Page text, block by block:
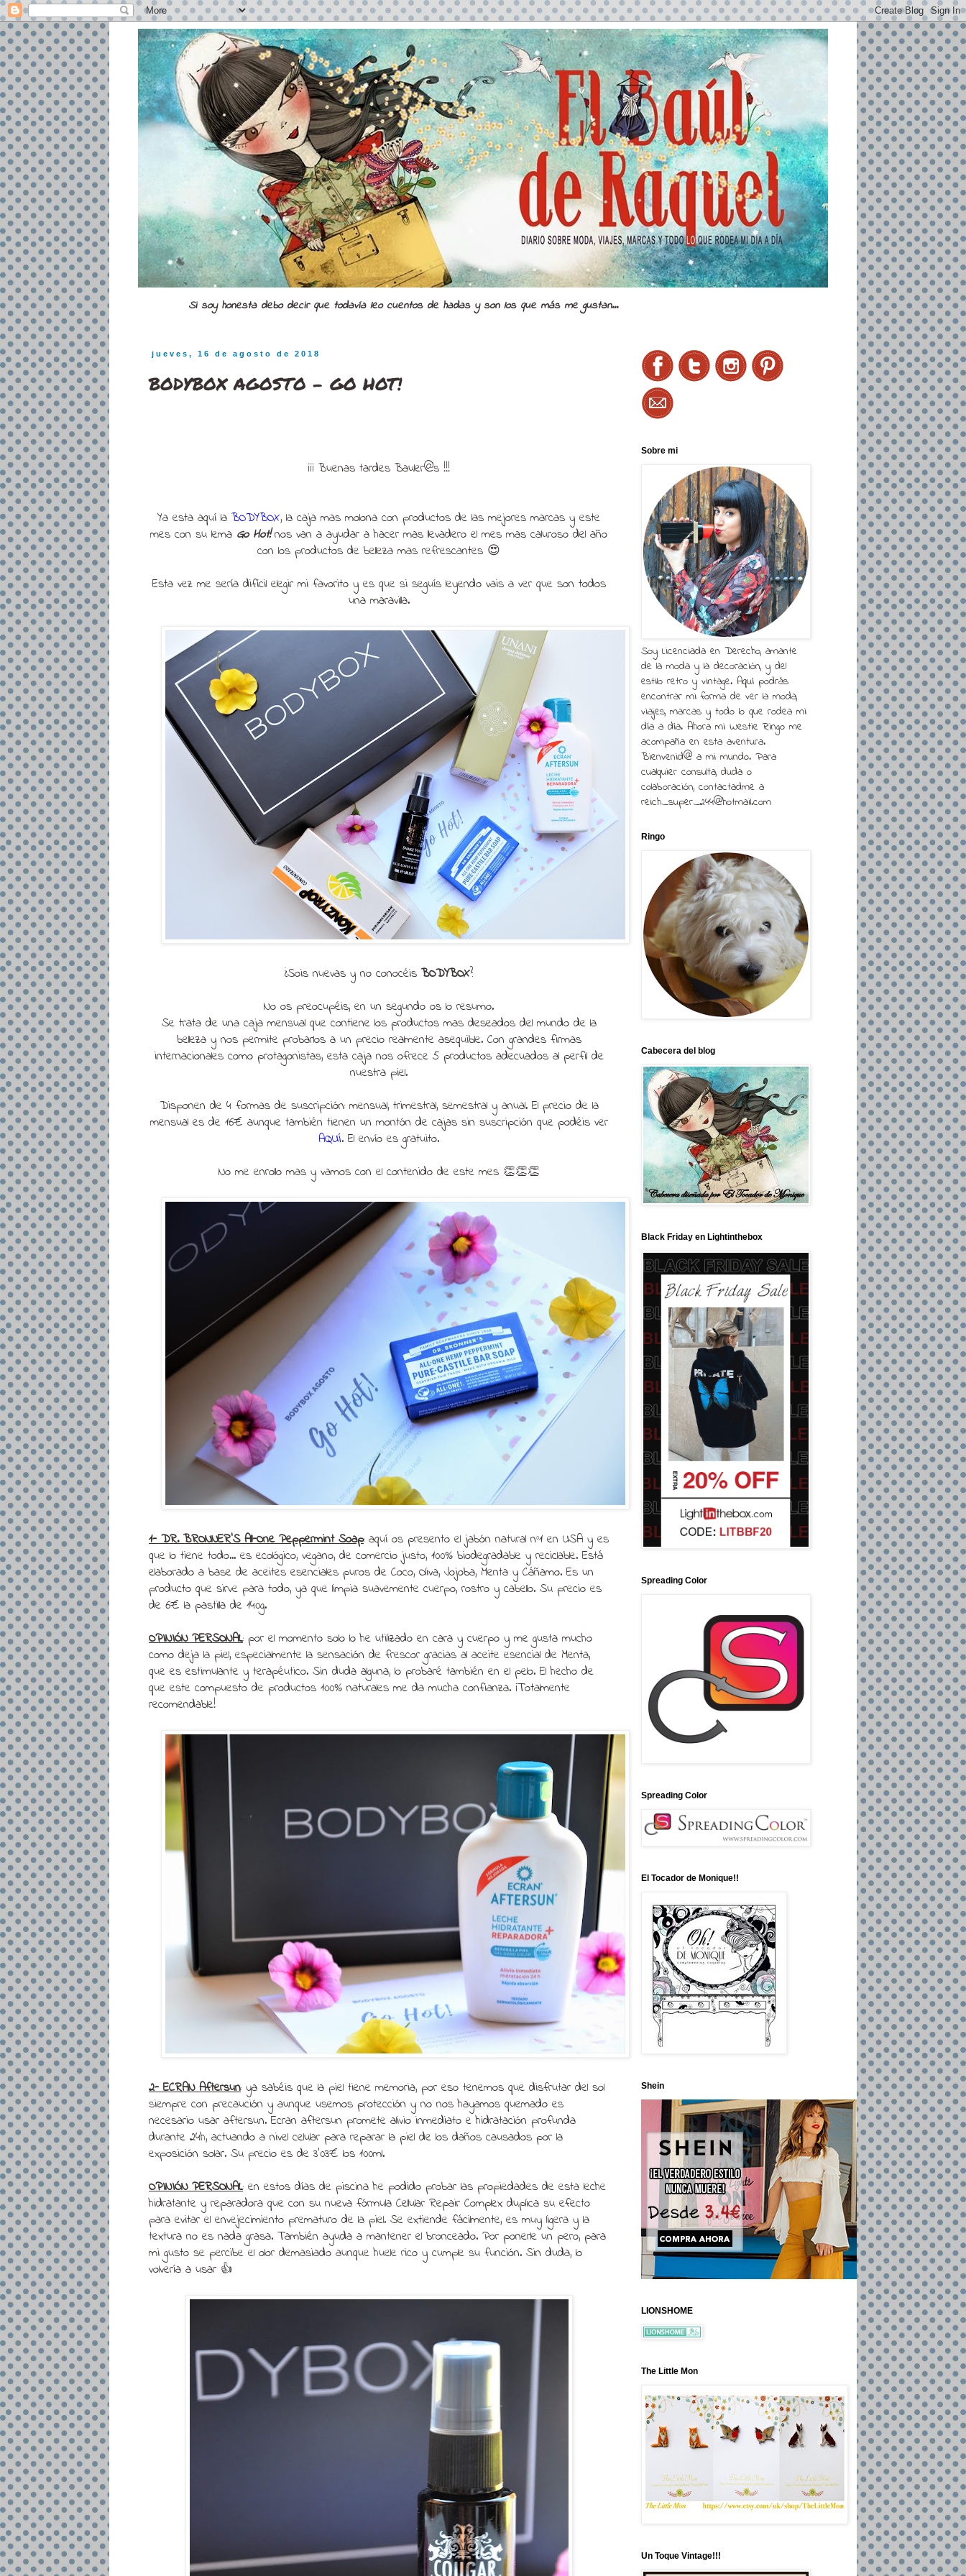
Si soy honesta debo decir que todavía leo cuentos de hadas y son los que más me gustan...
jueves, 16 de agosto de 2018
BODYBOX AGOSTO - GO HOT!
¡¡¡ Buenas tardes Bauler@s !!!
Ya esta aquí la BODYBOX, la caja mas molona con productos de las mejores marcas y este
mes con su lema Go Hot!nos van a ayudar a hacer mas llevadero el mes mas caluroso del año
con los productos de belleza mas refrescantes 😍
Esta vez me sería difícil elegir mi favorito y es que si seguís leyendo vais a ver que son todos
una maravilla.
¿Sois nuevas y no conocéis BODYBOX?
No os preocupéis, en un segundo os lo resumo.
Se trata de una caja mensual que contiene los productos mas deseados del mundo de la
belleza y nos permite probarlos a un precio realmente asequible. Con grandes firmas
internacionales como protagonistas, esta caja nos ofrece 5 productos adecuados al perfil de
nuestra piel.
Disponen de 4 formas de suscripción: mensual, trimestral, semestral y anual. El precio de la
mensual es de 16€ aunque también tienen un montón de cajas sin suscripción que podéis ver
AQUÍ. El envío es gratuito.
No me enrollo mas y vamos con el contenido de este mes 👏👏👏
1- DR. BRONNER'S All-One Peppermint Soap: aquí os presento el jabón natural nº1 en USA y es
que lo tiene todo... es ecológico, vegano, de comercio justo, 100% biodegradable y reciclable. Está
elaborado a base de aceites esenciales puros de Coco, Oliva, Jojoba, Menta y Cáñamo. Es un
producto que sirve para todo, ya que limpia suavemente cuerpo, rostro y cabello. Su precio es
de 6€ la pastilla de 140g.
OPINIÓN PERSONAL: por el momento solo lo he utilizado en cara y cuerpo y me gusta mucho
como deja la piel, especialmente la sensación de frescor gracias al aceite esencial de Menta,
que es estimulante y terapéutico. Sin duda alguna, lo probaré también en el pelo. El hecho de
que este compuesto de productos 100% naturales me da mucha confianza. ¡Totalmente
recomendable!
2- ECRAN Aftersun: ya sabéis que la piel tiene memoria, por eso tenemos que disfrutar del sol
siempre con precaución y aunque usemos protección y no nos hayamos quemado es
necesario usar aftersun. Ecran aftersun promete alivio inmediato e hidratación profunda
durante 24h, actuando a nivel celular para reparar la piel de los daños causados por la
exposición solar. Su precio es de 3'03€ los 100ml.
OPINIÓN PERSONAL: en estos días de piscina he podido probar las propiedades de esta leche
hidratante y reparadora que con su nueva fórmula Cellular Repair Complex duplica su efecto
para evitar el envejecimiento prematuro de la piel. Se extiende fácilmente, es muy ligera y la
textura no es nada grasa. También ayuda a mantener el bronceado. Por ponerle un pero, para
mi gusto se percibe el olor demasiado aunque huele rico y cumple su función. Sin duda, lo
volvería a usar 👍
Sobre mi
Soy Licenciada en Derecho, amante
de la moda y la decoración, y del
estilo retro y vintage. Aquí podrás
encontrar mi forma de ver la moda,
viajes, marcas y todo lo que rodea mi
día a día. Ahora mi Westie Ringo me
acompaña en esta aventura.
Bienvenid@ a mi mundo. Para
cualquier consulta, duda o
colaboración, contactadme a
reich_super_244@hotmail.com
Ringo
Cabecera del blog
Black Friday en Lightinthebox
Spreading Color
Spreading Color
El Tocador de Monique!!
Shein
LIONSHOME
The Little Mon
Un Toque Vintage!!!